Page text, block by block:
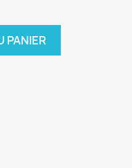
PANIER